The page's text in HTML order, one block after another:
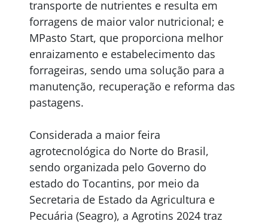
transporte de nutrientes e resulta em
forragens de maior valor nutricional; e
MPasto Start, que proporciona melhor
enraizamento e estabelecimento das
forrageiras, sendo uma solução para a
manutenção, recuperação e reforma das
pastagens.
Considerada a maior feira
agrotecnológica do Norte do Brasil,
sendo organizada pelo Governo do
estado do Tocantins, por meio da
Secretaria de Estado da Agricultura e
Pecuária (Seagro), a Agrotins 2024 traz